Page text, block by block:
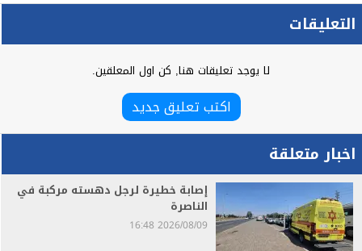
التعليقات
لا يوجد تعليقات هنا, كن اول المعلقين.
اكتب تعليق جديد
اخبار متعلقة
إصابة خطيرة لرجل دهسته مركبة في
الناصرة
2026/08/09 16:48